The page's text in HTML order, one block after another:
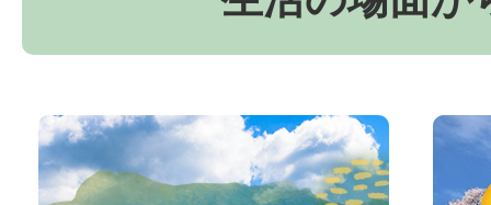
お
か
京